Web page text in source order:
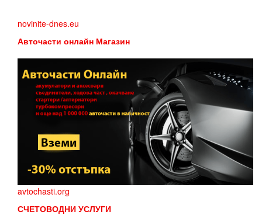
novinite-dnes.eu
Авточасти онлайн Магазин
avtochasti.org
СЧЕТОВОДНИ УСЛУГИ